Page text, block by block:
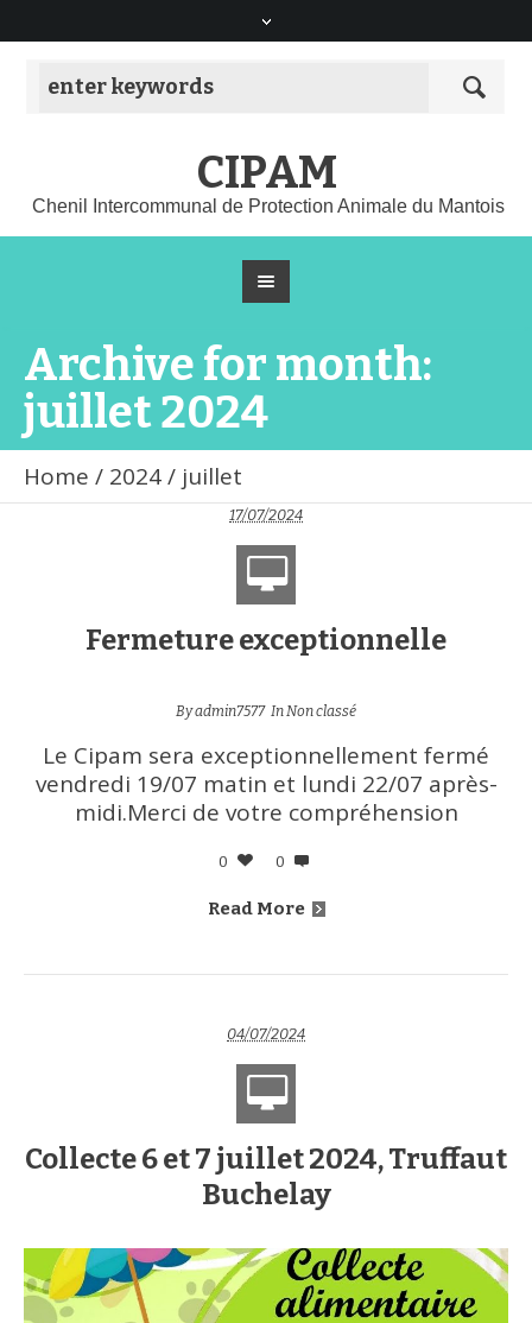
CIPAM
Chenil Intercommunal de Protection Animale du Mantois
Archive for month:
juillet 2024
Home / 2024/ juillet
17/07/2024
Fermeture exceptionnelle
Byadmin7577 InNon classé
Le Cipam sera exceptionnellement fermé
vendredi 19/07 matin et lundi 22/07 après-
midi.Merci de votre compréhension
0 0
Read More
04/07/2024
Collecte 6 et 7 juillet 2024, Truffaut
Buchelay